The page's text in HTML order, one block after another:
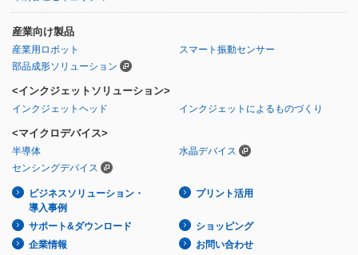
産業向け製品
産業用ロボット
スマート振動センサー
部品成形ソリューション
<インクジェットソリューション>
インクジェットヘッド インクジェットによるものづくり
<マイクロデバイス>
半導体
水晶デバイス
センシングデバイス
ビジネスソリューション・
導入事例
プリント活用
サポート&ダウンロード
ショッピング
企業情報
お問い合わせ